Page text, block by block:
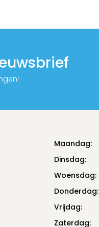
Maandag:
Dinsdag:
Woensdag:
Donderdag:
Vrijdag:
Zaterdag: